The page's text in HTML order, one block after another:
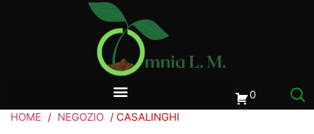
0
HOME / NEGOZIO / CASALINGHI